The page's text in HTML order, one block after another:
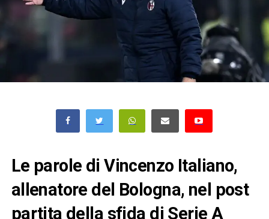
Le parole di Vincenzo Italiano,
allenatore del Bologna, nel post
partita della sfida di Serie A